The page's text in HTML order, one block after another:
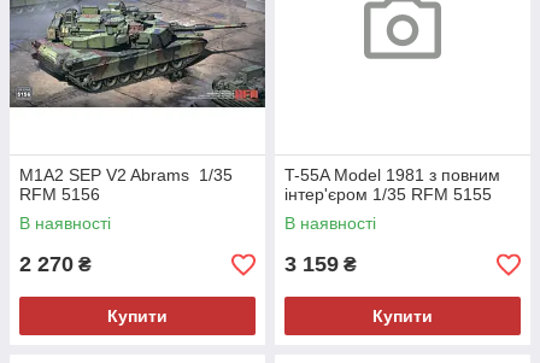
M1A2 SEP V2 Abrams 1/35
RFM 5156
В наявності
2 270 ₴
Купити
T-55A Model 1981 з повним
інтер'єром 1/35 RFM 5155
В наявності
3 159 ₴
Купити